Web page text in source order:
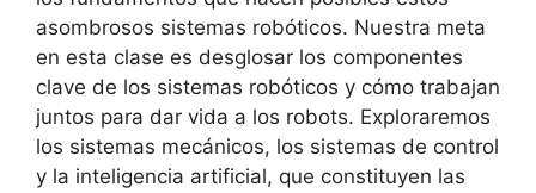
asombrosos sistemas robóticos. Nuestra meta
en esta clase es desglosar los componentes
clave de los sistemas robóticos y cómo trabajan
juntos para dar vida a los robots. Exploraremos
los sistemas mecánicos, los sistemas de control
y la inteligencia artificial, que constituyen las